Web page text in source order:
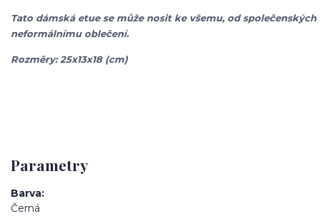
Tato dámská etue se může nosit ke všemu, od společenských
neformálnímu oblečení.
Rozměry: 25x13x18 (cm)
Parametry
Barva
Černá